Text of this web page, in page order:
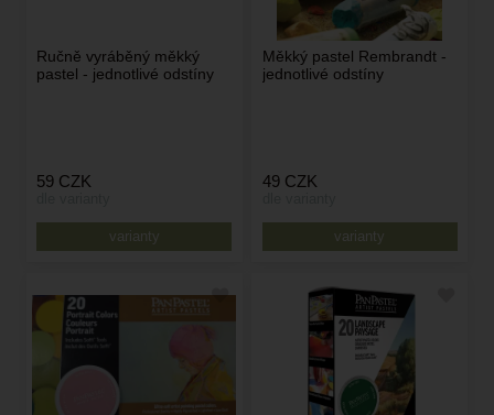
Ručně vyráběný měkký
pastel - jednotlivé odstíny
varianty
59 CZK
Měkký pastel Rembrandt -
jednotlivé odstíny
varianty
49 CZK